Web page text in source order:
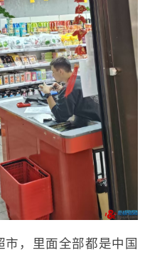
，里面全部都是中国